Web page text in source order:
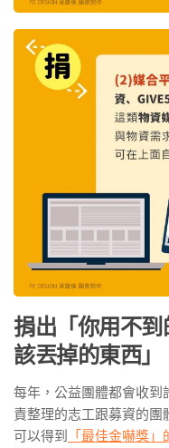
捐出「你用不
該丟掉的東西」
每年，公益團體都會收到
責整理的志工跟募資的團
可以得到
「最佳金嚇獎」